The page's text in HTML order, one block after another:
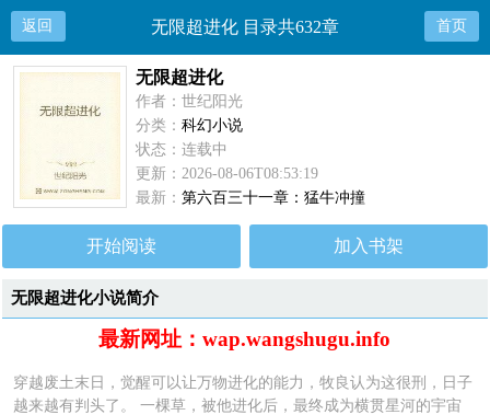
返回 无限超进化 目录共632章 首页
无限超进化
作者：世纪阳光
分类：科幻小说
状态：连载中
更新：2026-08-06T08:53:19
最新：第六百三十一章：猛牛冲撞
开始阅读 加入书架
无限超进化小说简介
最新网址：wap.wangshugu.info
穿越废土末日，觉醒可以让万物进化的能力，牧良认为这很刑，日子
越来越有判头了。 一棵草，被他进化后，最终成为横贯星河的宇宙